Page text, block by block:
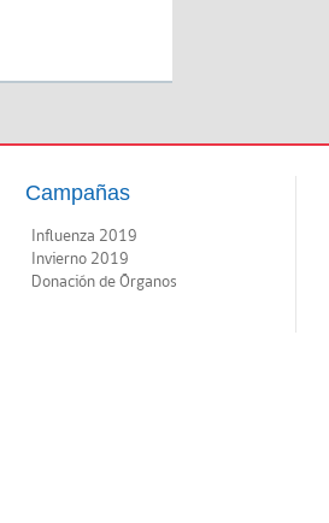
Campañas
Influenza 2019
Invierno 2019
Donación de Órganos